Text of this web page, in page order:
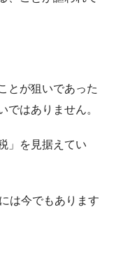
とが狙いであった
ではありません。
」を見据えてい
は今でもあります